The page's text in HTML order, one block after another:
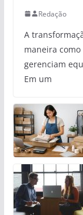
Redação
A
maneira
gerenciam
Em um